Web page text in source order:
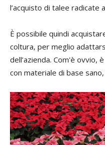
l’acquisto di talee
È possibile quindi
coltura, per meglio
dell’azienda. Com'è ovvio,
con materiale di base